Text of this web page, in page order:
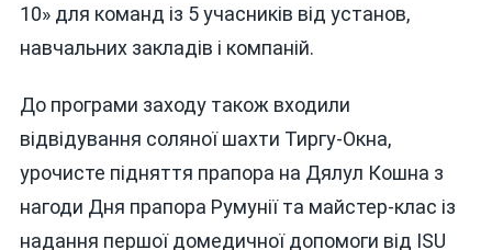
10» для команд із 5 учасників від установ,
навчальних закладів і компаній.
До програми заходу також входили
відвідування соляної шахти Тиргу-Окна,
урочисте підняття прапора на Дялул Кошна з
нагоди Дня прапора Румунії та майстер-клас із
надання першої домедичної допомоги від ISU